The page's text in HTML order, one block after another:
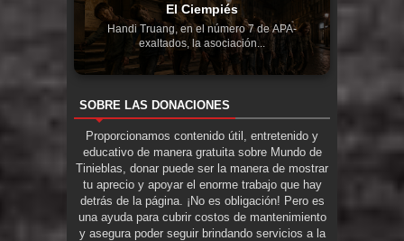
El Ciempiés
Handi Truang, en el número 7 de APA-
exaltados, la asociación...
SOBRE LAS DONACIONES
Proporcionamos contenido útil, entretenido y
educativo de manera gratuita sobre Mundo de
Tinieblas, donar puede ser la manera de mostrar
tu aprecio y apoyar el enorme trabajo que hay
detrás de la página. ¡No es obligación! Pero es
una ayuda para cubrir costos de mantenimiento
y asegura poder seguir brindando servicios a la